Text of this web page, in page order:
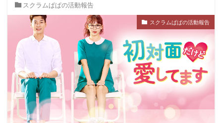
スクラムぱぱの活動報告
スクラムぱぱの活動報告